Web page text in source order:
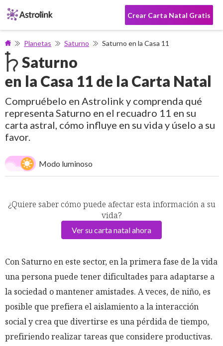
Crear Carta Natal Gratis
Planetas Saturno Saturno en la Casa 11
Saturno
en la Casa 11 de la Carta Natal
Compruébelo en Astrolink y comprenda qué
representa Saturno en el recuadro 11 en su
carta astral, cómo influye en su vida y úselo a su
favor.
Modo luminoso
¿Quiere saber cómo puede afectar esta información a su
vida?
Ver su carta natal ahora
Con Saturno en este sector, en la primera fase de la vida
una persona puede tener dificultades para adaptarse a
la sociedad o mantener amistades. A veces, de niño, es
posible que prefiera el aislamiento a la interacción
social y crea que divertirse es una pérdida de tiempo,
prefiriendo realizar tareas que considere productivas.